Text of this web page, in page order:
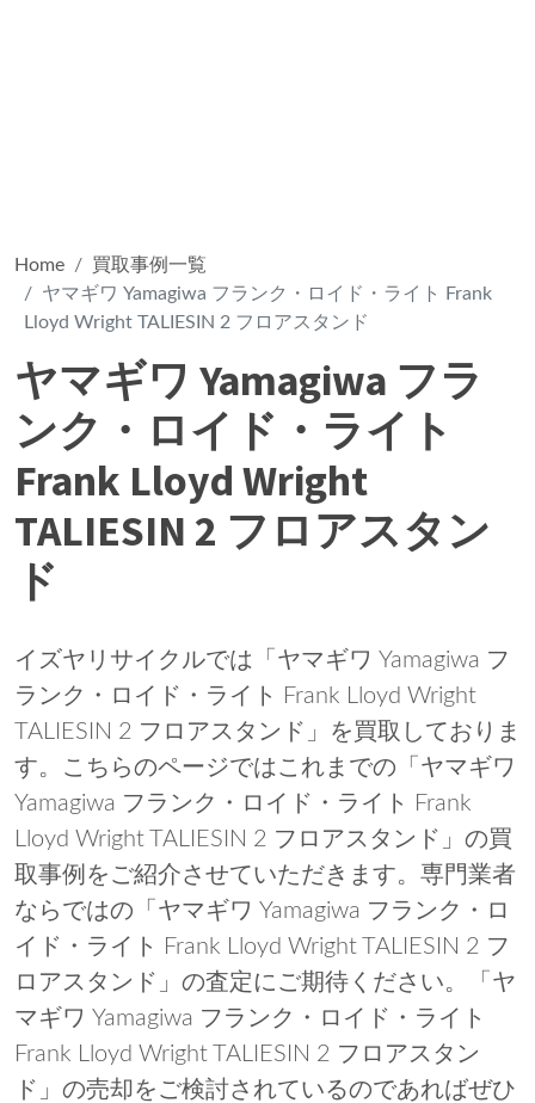
Home
買取事例一覧
ヤマギワ Yamagiwa フランク・ロイド・ライト Frank
Lloyd Wright TALIESIN 2 フロアスタンド
ヤマギワ Yamagiwa フラ
ンク・ロイド・ライト
Frank Lloyd Wright
TALIESIN 2 フロアスタン
ド
イズヤリサイクルでは「ヤマギワ Yamagiwa フ
ランク・ロイド・ライト Frank Lloyd Wright
TALIESIN 2 フロアスタンド」を買取しておりま
す。こちらのページではこれまでの「ヤマギワ
Yamagiwa フランク・ロイド・ライト Frank
Lloyd Wright TALIESIN 2 フロアスタンド」の買
取事例をご紹介させていただきます。専門業者
ならではの「ヤマギワ Yamagiwa フランク・ロ
イド・ライト Frank Lloyd Wright TALIESIN 2 フ
ロアスタンド」の査定にご期待ください。「ヤ
マギワ Yamagiwa フランク・ロイド・ライト
Frank Lloyd Wright TALIESIN 2 フロアスタン
ド」の売却をご検討されているのであればぜひ